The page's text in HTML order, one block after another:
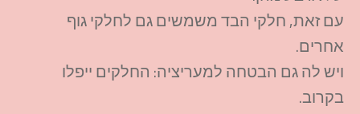
עם זאת, חלקי הבד משמשים גם לחלקי גוף
אחרים.
ויש לה גם הבטחה למעריציה: החלקים ייפלו
בקרוב.